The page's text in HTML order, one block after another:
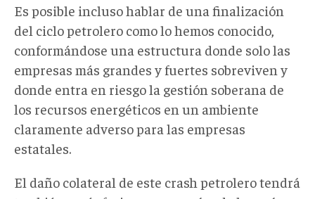
Es posible incluso hablar de una finalización
del ciclo petrolero como lo hemos conocido,
conformándose una estructura donde solo las
empresas más grandes y fuertes sobreviven y
donde entra en riesgo la gestión soberana de
los recursos energéticos en un ambiente
claramente adverso para las empresas
estatales.
El daño colateral de este crash petrolero tendrá